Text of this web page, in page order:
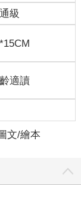
級
適讀
文/繪本